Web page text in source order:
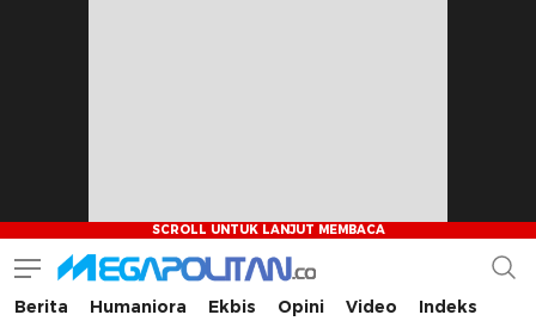
Megapolitan.co
Menyajikan berita-berita fakta bagi pembaca
Berita Humaniora Ekbis Opini Video Indeks